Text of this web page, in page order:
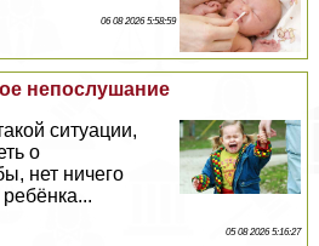
06 08 2026 5:58:59
непослушание
ситуации,
о
нет ничего
05 08 2026 5:16:27